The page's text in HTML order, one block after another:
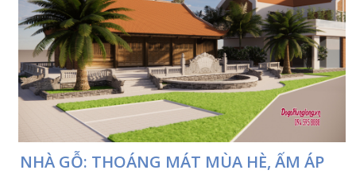
NHÀ GỖ: THOÁNG MÁT MÙA HÈ, ẤM ÁP